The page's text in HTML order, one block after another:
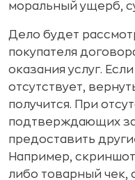
моральный ущерб,
Дело будет
покупателя
оказания услуг.
отсутствует,
получится. При
подтверждающих
предоставить
Например,
либо товарный чек,